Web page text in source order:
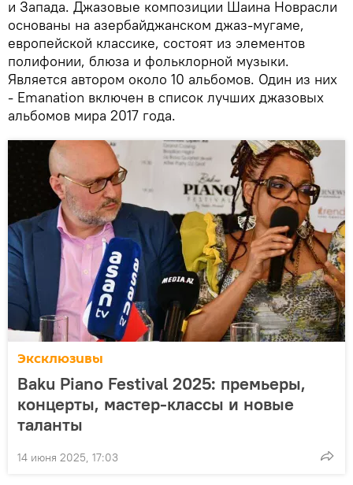
и Запада. Джазовые композиции Шаина Новрасли
основаны на азербайджанском джаз-мугаме,
европейской классике, состоят из элементов
полифонии, блюза и фольклорной музыки.
Является автором около 10 альбомов. Один из них
- Emanation включен в список лучших джазовых
альбомов мира 2017 года.
Эксклюзивы
Baku Piano Festival 2025: премьеры,
концерты, мастер-классы и новые
таланты
14 июня 2025, 17:03